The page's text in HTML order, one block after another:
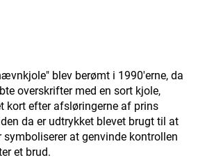
blev berømt i 1990'erne, da
overskrifter med en sort kjole,
kort efter afsløringerne af prins
da er udtrykket blevet brugt til at
symboliserer at genvinde kontrollen
et brud.